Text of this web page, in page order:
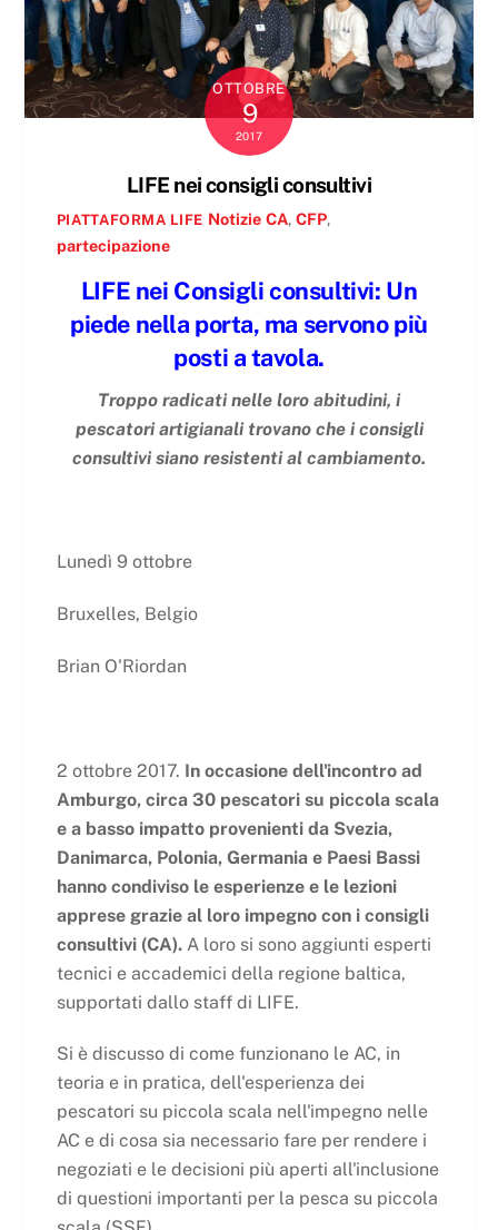
OTTOBRE
9
2017
LIFE nei consigli consultivi
PIATTAFORMA LIFE Notizie CA, CFP,
partecipazione
LIFE nei Consigli consultivi: Un
piede nella porta, ma servono più
posti a tavola.
Troppo radicati nelle loro abitudini, i
pescatori artigianali trovano che i consigli
consultivi siano resistenti al cambiamento.
Lunedì 9 ottobre
Bruxelles, Belgio
Brian O'Riordan
2 ottobre 2017. In occasione dell'incontro ad
Amburgo, circa 30 pescatori su piccola scala
e a basso impatto provenienti da Svezia,
Danimarca, Polonia, Germania e Paesi Bassi
hanno condiviso le esperienze e le lezioni
apprese grazie al loro impegno con i consigli
consultivi (CA).A loro si sono aggiunti esperti
tecnici e accademici della regione baltica,
supportati dallo staff di LIFE.
Si è discusso di come funzionano le AC, in
teoria e in pratica, dell'esperienza dei
pescatori su piccola scala nell'impegno nelle
AC e di cosa sia necessario fare per rendere i
negoziati e le decisioni più aperti all'inclusione
di questioni importanti per la pesca su piccola